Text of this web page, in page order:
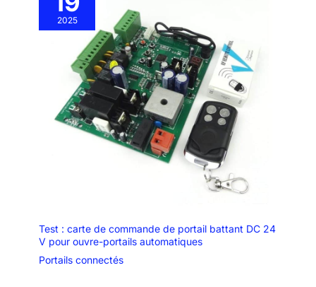
2025
Test : carte de commande de portail battant DC 24
V pour ouvre-portails automatiques
Portails connectés